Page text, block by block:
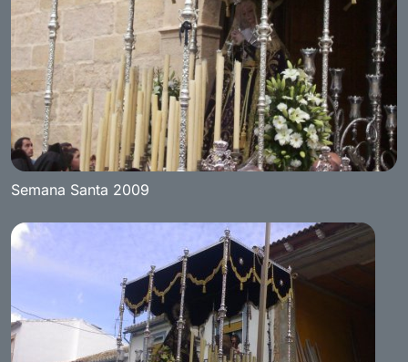
Semana Santa 2009